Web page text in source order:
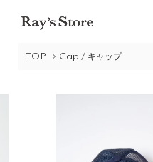
TOP Cap / キャップ